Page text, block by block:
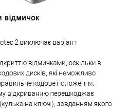
2 виключає варіант
відмичками, оскільки в
дисків, які неможливо
кодове положення.
відкриванню перешкоджає
на ключі), завданням якого